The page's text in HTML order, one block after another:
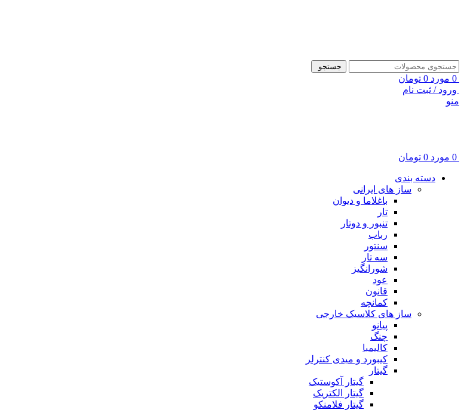
جستجو
0 مورد 0 تومان
ورود / ثبت نام
منو
0 مورد 0 تومان
دسته بندی
ساز های ایرانی
باغلاما و دیوان
تار
تنبور و دوتار
رباب
سنتور
سه تار
شورانگیز
عود
قانون
کمانچه
ساز های کلاسیک خارجی
پیانو
چنگ
کالیمبا
کیبورد و میدی کنترلر
گیتار
گیتار آکوستیک
گیتار الکتریک
گیتار فلامنکو